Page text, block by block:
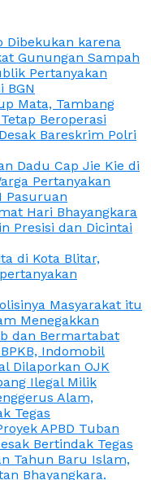
Dibekukan karena
Gunungan Sampah
Pertanyakan
BGN
Mata, Tambang
Beroperasi
Bareskrim Polri
Dadu Cap Jie Kie di
Pertanyakan
Pasuruan
Hari Bhayangkara
Presisi dan Dicintai
di Kota Blitar,
Masyarakat itu
Menegakkan
dan Bermartabat
Indomobil
Dilaporkan OJK
Ilegal Milik
Alam,
Tegas
APBD Tuban
Bertindak Tegas
Tahun Baru Islam,
Bhayangkara.